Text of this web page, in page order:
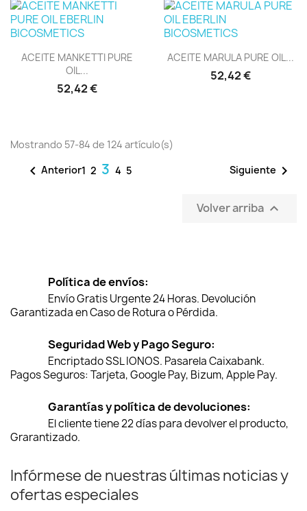
Vista rápida
ACEITE MANKETTI PURE
OIL...
52,42 €
Vista rápida
ACEITE MARULA PURE OIL...
52,42 €
Mostrando 57-84 de 124 artículo(s)
 Anterior1 2 3 4 5 Siguiente 
Volver arriba 
Política de envíos:
Envío Gratis Urgente 24 Horas. Devolución
Garantizada en Caso de Rotura o Pérdida.
Seguridad Web y Pago Seguro:
Encriptado SSL IONOS. Pasarela Caixabank.
Pagos Seguros: Tarjeta, Google Pay, Bizum, Apple Pay.
Garantías y política de devoluciones:
El cliente tiene 22 días para devolver el producto,
Grarantizado.
Infórmese de nuestras últimas noticias y
ofertas especiales